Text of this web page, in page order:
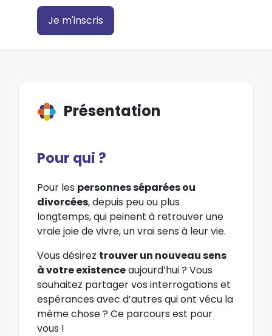
Je m'inscris
Présentation
Pour qui ?
Pour les personnes séparées ou
divorcées, depuis peu ou plus
longtemps, qui peinent à retrouver une
vraie joie de vivre, un vrai sens à leur vie.
Vous désirez trouver un nouveau sens
à votre existenceaujourd’hui ? Vous
souhaitez partager vos interrogations et
espérances avec d’autres qui ont vécu la
même chose ? Ce parcours est pour
vous !